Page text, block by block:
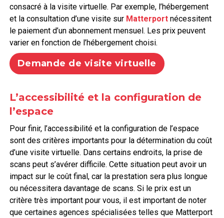
consacré à la visite virtuelle. Par exemple, l’hébergement
et la consultation d’une visite sur Matterportnécessitent
le paiement d’un abonnement mensuel. Les prix peuvent
varier en fonction de l’hébergement choisi.
Demande de visite virtuelle
L’accessibilité et la configuration de
l’espace
Pour finir, l’accessibilité et la configuration de l’espace
sont des critères importants pour la détermination du coût
d’une visite virtuelle. Dans certains endroits, la prise de
scans peut s’avérer difficile. Cette situation peut avoir un
impact sur le coût final, car la prestation sera plus longue
ou nécessitera davantage de scans. Si le prix est un
critère très important pour vous, il est important de noter
que certaines agences spécialisées telles que Matterport